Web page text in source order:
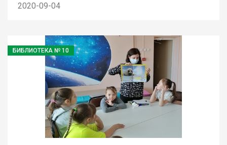
2020-09-04
БИБЛИОТЕКА № 10